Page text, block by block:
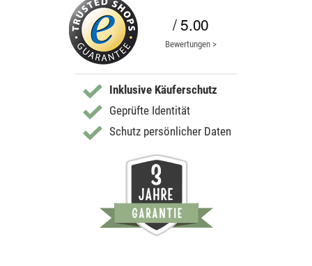
/ 5.00
Bewertungen >
Inklusive Käuferschutz
Geprüfte Identität
Schutz persönlicher Daten